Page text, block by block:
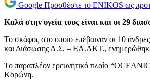
Google Προσθέστε το ENIKOS ως
Καλά στην υγεία τους είναι και οι 29
Το σκάφος στο οποίο επέβαιναν οι 10
και Διάσωσης Λ.Σ. – ΕΛ.ΑΚΤ.,
Το παραπλέον ερευνητικό πλοίο
Κορώνη.